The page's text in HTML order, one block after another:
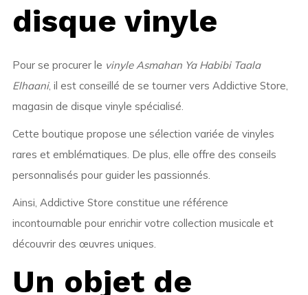
disque vinyle
Pour se procurer le vinyle Asmahan Ya Habibi Taala
Elhaani, il est conseillé de se tourner vers Addictive Store,
magasin de disque vinyle spécialisé.
Cette boutique propose une sélection variée de vinyles
rares et emblématiques. De plus, elle offre des conseils
personnalisés pour guider les passionnés.
Ainsi, Addictive Store constitue une référence
incontournable pour enrichir votre collection musicale et
découvrir des œuvres uniques.
Un objet de